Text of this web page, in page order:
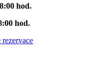
hod.
hod.